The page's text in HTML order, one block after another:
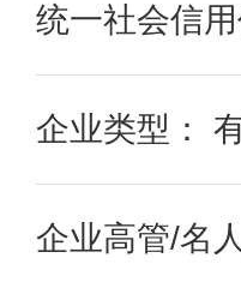
统一社会信
企业类型：
企业高管/名